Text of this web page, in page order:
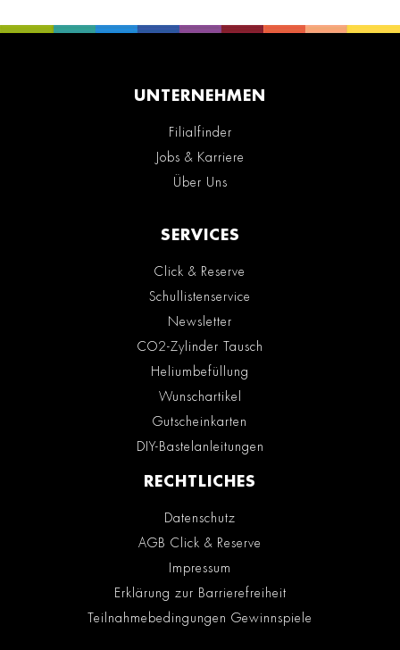
UNTERNEHMEN
Filialfinder
Jobs & Karriere
Über Uns
SERVICES
Click & Reserve
Schullistenservice
Newsletter
CO2-Zylinder Tausch
Heliumbefüllung
Wunschartikel
Gutscheinkarten
DIY-Bastelanleitungen
RECHTLICHES
Datenschutz
AGB Click & Reserve
Impressum
Erklärung zur Barrierefreiheit
Teilnahmebedingungen Gewinnspiele